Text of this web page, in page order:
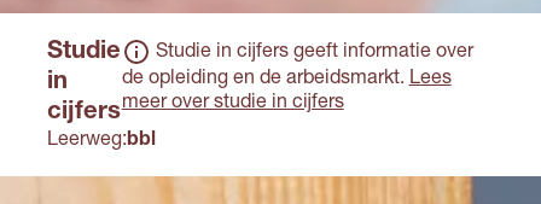
Studie
in
cijfers
Studie in cijfers geeft informatie over
de opleiding en de arbeidsmarkt. Lees
meer over studie in cijfers
Leerweg: bbl